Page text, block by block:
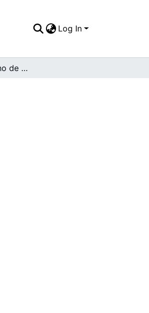
Log In
Colegio Franciscano de Pio XII